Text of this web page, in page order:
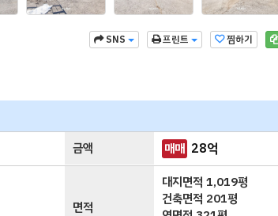
찜하기
프린트
SNS
금액 매매 28억
면적
대지면적1,019평
건축면적 201평